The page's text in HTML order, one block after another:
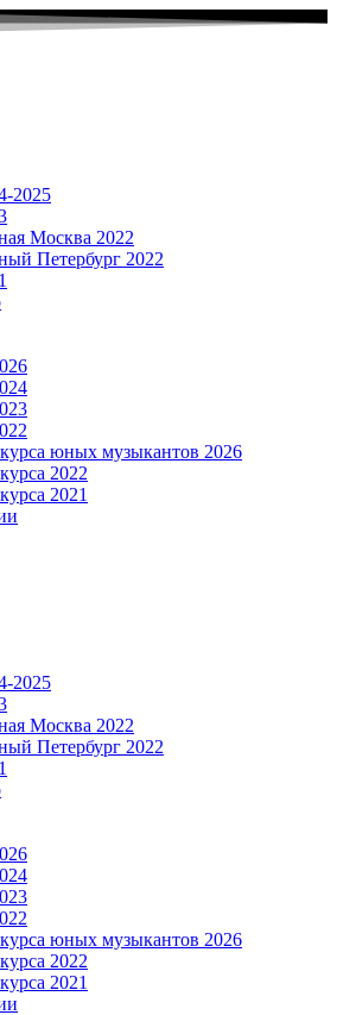
2025
Москва 2022
Петербург 2022
юных музыкантов 2026
2022
2021
2025
Москва 2022
Петербург 2022
юных музыкантов 2026
2022
2021